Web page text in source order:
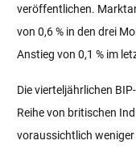
veröffentlichen.
von 0,6 % in den drei
Anstieg von 0,1 % im
Die vierteljährlichen
Reihe von britischen
voraussichtlich